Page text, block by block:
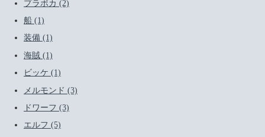
プラボカ (2)
船 (1)
装備 (1)
海賊 (1)
ビッケ (1)
メルモンド (3)
ドワーフ (3)
エルフ (5)